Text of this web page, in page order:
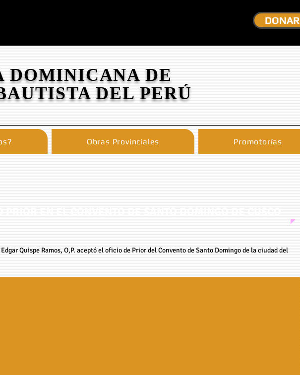
DONAR
DOMINICANA DE
DEL PERÚ
Obras Provinciales Promotorías
Edgar Quispe Ramos, O,P. aceptó el oficio de Prior del Convento de Santo Domingo de la ciudad del